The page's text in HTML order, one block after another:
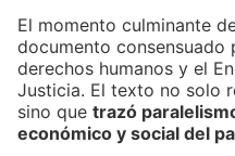
El momento culminante
documento consensuado
derechos humanos y el
Justicia. El texto no solo
sino que trazó
económico y social del